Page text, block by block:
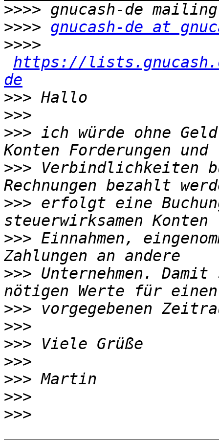
>>>>
>>>> gnucash-de at
>>>>
https://
de
>>>
>>>
>>> ich würde ohne
>>> Verbindlichkeiten
>>> erfolgt eine
>>> Einnahmen,
>>> Unternehmen.
>>>
>>>
>>>
>>>
>>>
>>>
>>>